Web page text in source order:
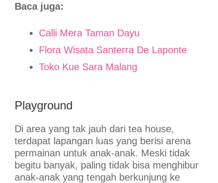
Baca juga:
Calli Mera Taman Dayu
Flora Wisata Santerra De Laponte
Toko Kue Sara Malang
Playground
Di area yang tak jauh dari tea house,
terdapat lapangan luas yang berisi arena
permainan untuk anak-anak. Meski tidak
begitu banyak, paling tidak bisa menghibur
anak-anak yang tengah berkunjung ke